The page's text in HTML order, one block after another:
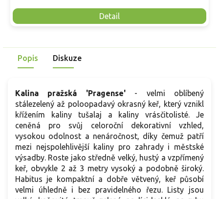
Detail
Popis Diskuze
Kalina pražská 'Pragense'- velmi oblíbený
stálezelený až poloopadavý okrasný keř, který vznikl
křížením kaliny tušalaj a kaliny vrásčitolisté. Je
ceněná pro svůj celoroční dekorativní vzhled,
vysokou odolnost a nenáročnost, díky čemuž patří
mezi nejspolehlivější kaliny pro zahrady i městské
výsadby. Roste jako středně velký, hustý a vzpřímený
keř, obvykle 2 až 3 metry vysoký a podobně široký.
Habitus je kompaktní a dobře větvený, keř působí
velmi úhledně i bez pravidelného řezu. Listy jsou